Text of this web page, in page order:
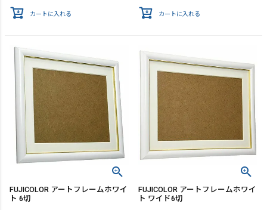
カートに入れる カートに入れる
FUJICOLOR アートフレームホワイ
ト 6切
FUJICOLOR アートフレームホワイ
ト ワイド6切